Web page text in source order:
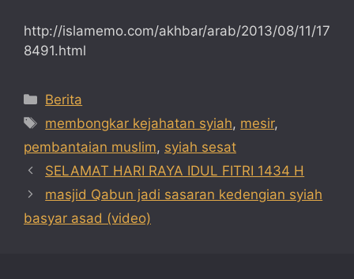
http://islamemo.com/akhbar/arab/2013/08/11/17
8491.html
Categories
Berita
Tags
membongkar kejahatan syiah, mesir,
pembantaian muslim, syiah sesat
SELAMAT HARI RAYA IDUL FITRI 1434 H
masjid Qabun jadi sasaran kedengian syiah
basyar asad (video)